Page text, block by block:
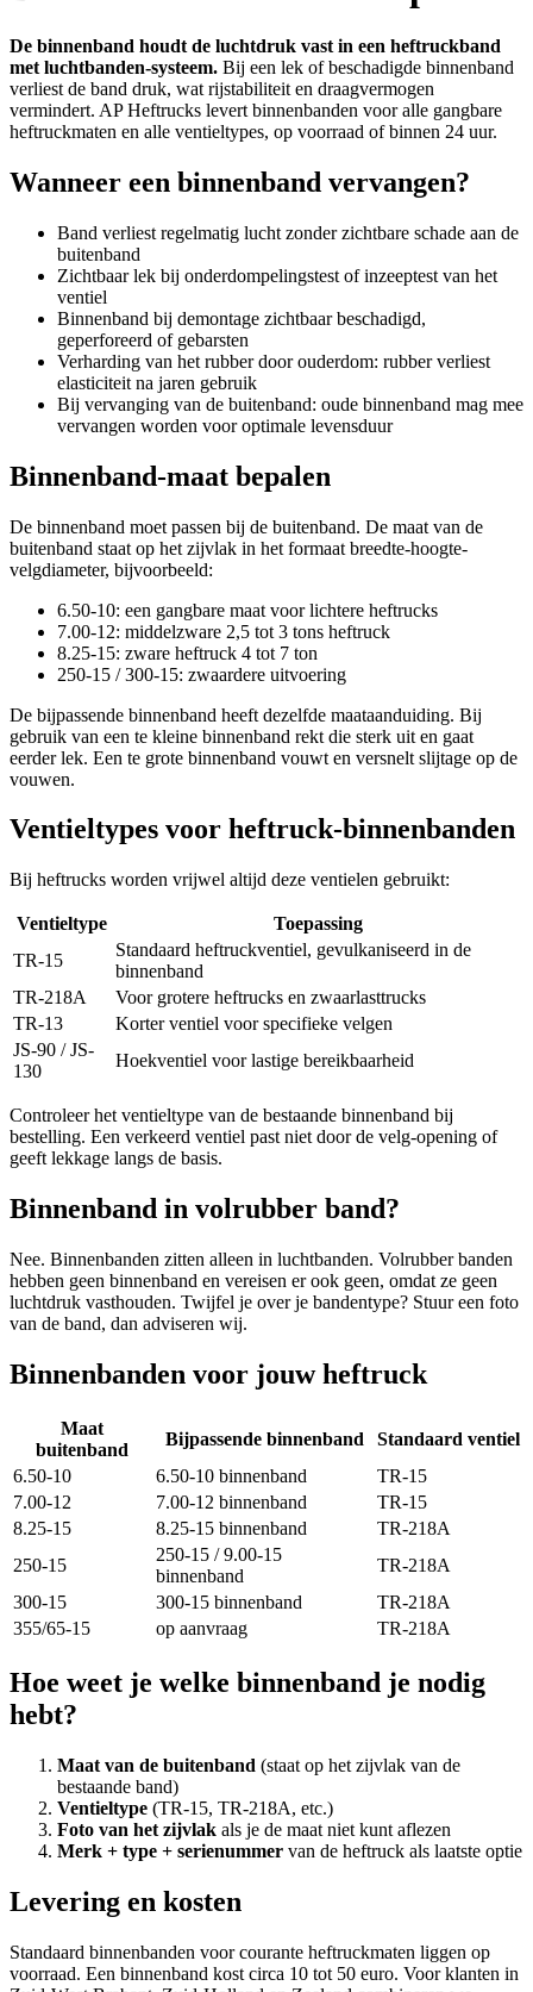
De binnenband houdt de luchtdruk vast in een heftruckband
met luchtbanden-systeem. Bij een lek of beschadigde binnenband
verliest de band druk, wat rijstabiliteit en draagvermogen
vermindert. AP Heftrucks levert binnenbanden voor alle gangbare
heftruckmaten en alle ventieltypes, op voorraad of binnen 24 uur.
Wanneer een binnenband vervangen?
Band verliest regelmatig lucht zonder zichtbare schade aan de
buitenband
Zichtbaar lek bij onderdompelingstest of inzeeptest van het
ventiel
Binnenband bij demontage zichtbaar beschadigd,
geperforeerd of gebarsten
Verharding van het rubber door ouderdom: rubber verliest
elasticiteit na jaren gebruik
Bij vervanging van de buitenband: oude binnenband mag mee
vervangen worden voor optimale levensduur
Binnenband-maat bepalen
De binnenband moet passen bij de buitenband. De maat van de
buitenband staat op het zijvlak in het formaat breedte-hoogte-
velgdiameter, bijvoorbeeld:
6.50-10: een gangbare maat voor lichtere heftrucks
7.00-12: middelzware 2,5 tot 3 tons heftruck
8.25-15: zware heftruck 4 tot 7 ton
250-15 / 300-15: zwaardere uitvoering
De bijpassende binnenband heeft dezelfde maataanduiding. Bij
gebruik van een te kleine binnenband rekt die sterk uit en gaat
eerder lek. Een te grote binnenband vouwt en versnelt slijtage op de
vouwen.
Ventieltypes voor heftruck-binnenbanden
Bij heftrucks worden vrijwel altijd deze ventielen gebruikt:
Ventieltype
Toepassing
TR-15
Standaard heftruckventiel, gevulkaniseerd in de
binnenband
TR-218A
Voor grotere heftrucks en zwaarlasttrucks
TR-13
Korter ventiel voor specifieke velgen
JS-90 / JS-
130
Hoekventiel voor lastige bereikbaarheid
Controleer het ventieltype van de bestaande binnenband bij
bestelling. Een verkeerd ventiel past niet door de velg-opening of
geeft lekkage langs de basis.
Binnenband in volrubber band?
Nee. Binnenbanden zitten alleen in luchtbanden. Volrubber banden
hebben geen binnenband en vereisen er ook geen, omdat ze geen
luchtdruk vasthouden. Twijfel je over je bandentype? Stuur een foto
van de band, dan adviseren wij.
Binnenbanden voor jouw heftruck
Maat
buitenband
Bijpassende binnenband
Standaard ventiel
6.50-10
6.50-10 binnenband
TR-15
7.00-12
7.00-12 binnenband
TR-15
8.25-15
8.25-15 binnenband
TR-218A
250-15
250-15 / 9.00-15
binnenband
TR-218A
300-15
300-15 binnenband
TR-218A
355/65-15
op aanvraag TR-218A
Hoe weet je welke binnenband je nodig
hebt?
Maat van de buitenband (staat op het zijvlak van de
bestaande band)
Ventieltype (TR-15, TR-218A, etc.)
Foto van het zijvlak als je de maat niet kunt aflezen
Merk + type + serienummer van de heftruck als laatste optie
Levering en kosten
Standaard binnenbanden voor courante heftruckmaten liggen op
voorraad. Een binnenband kost circa 10 tot 50 euro. Voor klanten in